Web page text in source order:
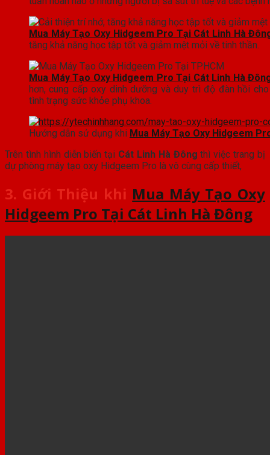
Mua Máy Tạo Oxy Hidgeem Pro Tại Cát Linh Hà
tăng khả năng học tập tốt và giảm mệt mỏi về tinh thần.
Mua Máy Tạo Oxy Hidgeem Pro Tại Cát Linh Hà
hơn, cung cấp oxy dinh dưỡng và duy trì độ đàn hồi
tình trạng sức khỏe phụ khoa.
Hướng dẫn sử dụng khi Mua Máy Tạo Oxy Hidgeem
Trên tình hình diễn biến tại Cát Linh Hà Đông thì việc trang bị
dự phòng máy tạo oxy Hidgeem Pro là vô cùng cấp thiết,
3. Giới Thiệu khi Mua Máy Tạo Oxy
Hidgeem Pro Tại Cát Linh Hà Đông